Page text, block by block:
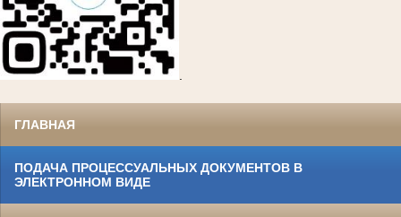
ГЛАВНАЯ
ПОДАЧА ПРОЦЕССУАЛЬНЫХ ДОКУМЕНТОВ В
ЭЛЕКТРОННОМ ВИДЕ